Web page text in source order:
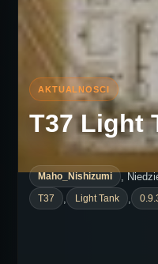
T37 Light
Maho_Nishizumi ,
T37
Light Tank